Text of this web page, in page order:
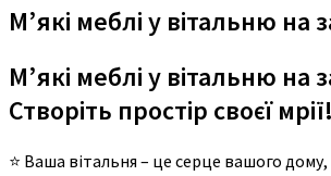
М’які меблі у вітальню на
М’які меблі у вітальню на
Створіть простір своєї мрії!
⭐ Ваша вітальня – це серце вашого дому,